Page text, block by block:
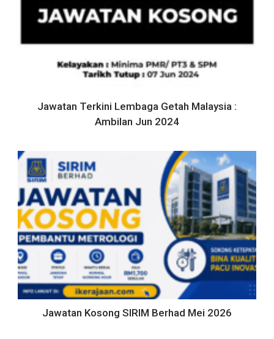
Jawatan Terkini Lembaga Getah Malaysia :
Ambilan Jun 2024
Jawatan Kosong SIRIM Berhad Mei 2026